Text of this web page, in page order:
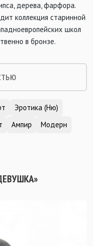
дерева, фарфора.
коллекция старинной
школ
в бронзе.
Эротика (Ню)
Ампир
Модерн